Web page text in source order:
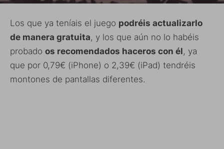
Los que ya teníais el juego podréis actualizarlo
de manera gratuita, y los que aún no lo habéis
probado os recomendados haceros con él, ya
que por 0,79€ (iPhone) o 2,39€ (iPad) tendréis
montones de pantallas diferentes.